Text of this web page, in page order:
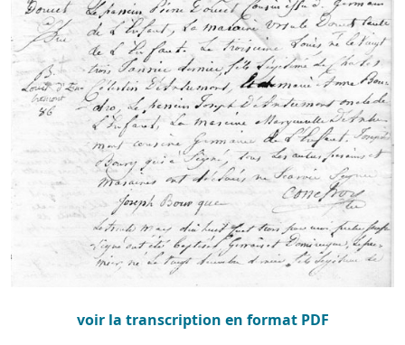
voir la transcription en format PDF